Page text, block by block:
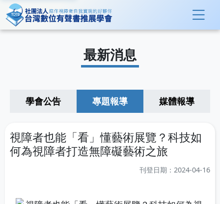
最新消息
學會公告 專題報導 媒體報導
視障者也能「看」懂藝術展覽？科技如
何為視障者打造無障礙藝術之旅
刊登日期：2024-04-16